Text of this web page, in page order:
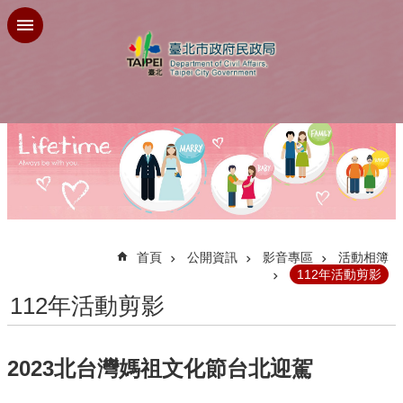
跳到主要內容區塊
首頁 公開資訊 影音專區
活動相簿
112年活動剪影
112年活動剪影
2023北台灣媽祖文化節台北迎駕